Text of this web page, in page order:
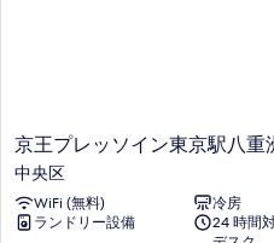
て
の
写
京
王
プ
レ
ッ
京王プレッソイン東京駅八重
中央区
WiFi (無料)
冷房
ランドリー設備
24 時間